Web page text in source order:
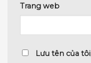
Trang web
Lưu tên của